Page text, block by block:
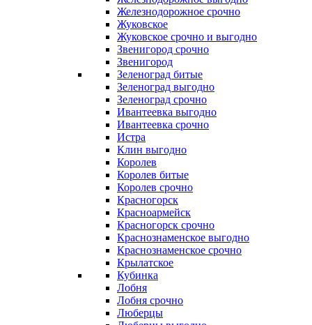
Железнодорожное срочно
Жуковское
Жуковское срочно и выгодно
Звенигород срочно
Звенигород
Зеленоград битые
Зеленоград выгодно
Зеленоград срочно
Ивантеевка выгодно
Ивантеевка срочно
Истра
Клин выгодно
Королев
Королев битые
Королев срочно
Красногорск
Красноармейск
Красногорск срочно
Краснознаменское выгодно
Краснознаменское срочно
Крылатское
Кубинка
Лобня
Лобня срочно
Люберцы